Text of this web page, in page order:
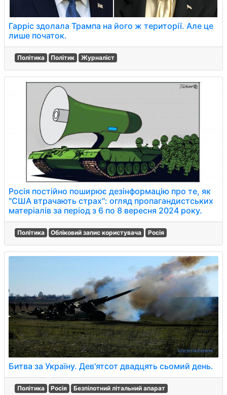
Гарріс здолала Трампа на його ж території. Але це
лише початок.
Політика Політик Журналіст
Росія постійно поширює дезінформацію про те, як
"США втрачають страх": огляд пропагандистських
матеріалів за період з 6 по 8 вересня 2024 року.
Політика Обліковий запис користувача Росія
Битва за Україну. Дев'ятсот двадцять сьомий день.
Політика Росія Безпілотний літальний апарат